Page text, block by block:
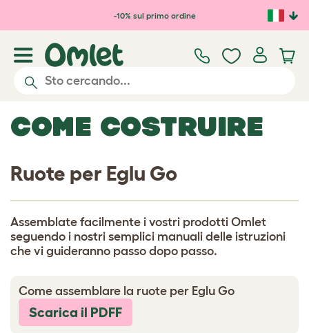
Passa al contenuto principale
-10% sul primo ordine
COME COSTRUIRE
Ruote per Eglu Go
Assemblate facilmente i vostri prodotti Omlet
seguendo i nostri semplici manuali delle istruzioni
che vi guideranno passo dopo passo.
Come assemblare la ruote per Eglu Go
Scarica il PDFF